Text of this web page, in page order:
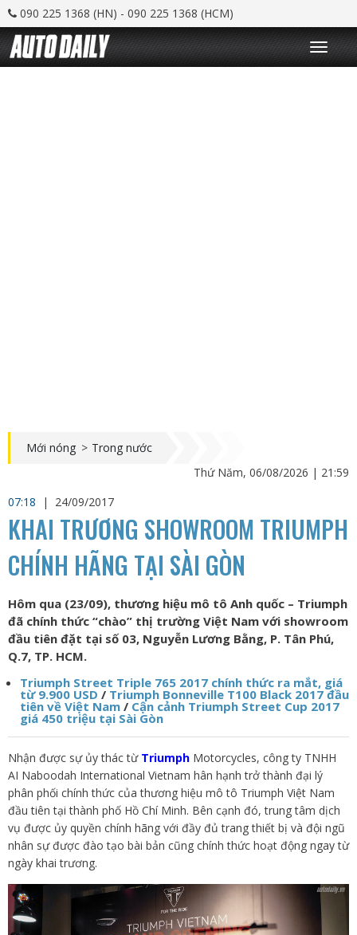
090 225 1368 (HN) - 090 225 1368 (HCM)
T
o
g
Mới nóng > Trong nước
Thứ Năm, 06/08/2026 | 21:59
07:18
| 24/09/2017
KHAI TRƯƠNG SHOWROOM TRIUMPH
CHÍNH HÃNG TẠI SÀI GÒN
Hôm qua (23/09), thương hiệu mô tô Anh quốc – Triumph
đã chính thức “chào” thị trường Việt Nam với showroom
đầu tiên đặt tại số 03, Nguyễn Lương Bằng, P. Tân Phú,
Q.7, TP. HCM.
Triumph Street Triple 765 2017 chính thức ra mắt, giá
từ 9.900 USD / Triumph Bonneville T100 Black 2017 đầu
tiên về Việt Nam / Cận cảnh Triumph Street Cup 2017
giá 450 triệu tại Sài Gòn
Nhận được sự ủy thác từ Triumph Motorcycles, công ty TNHH
AI Naboodah International Vietnam hân hạnh trở thành đại lý
phân phối chính thức của thương hiệu mô tô Triumph Việt Nam
đầu tiên tại thành phố Hồ Chí Minh. Bên cạnh đó, trung tâm dịch
vụ được ủy quyền chính hãng với đầy đủ trang thiết bị và đội ngũ
nhân sự được đào tạo bài bản cũng chính thức hoạt động ngay từ
ngày khai trương.